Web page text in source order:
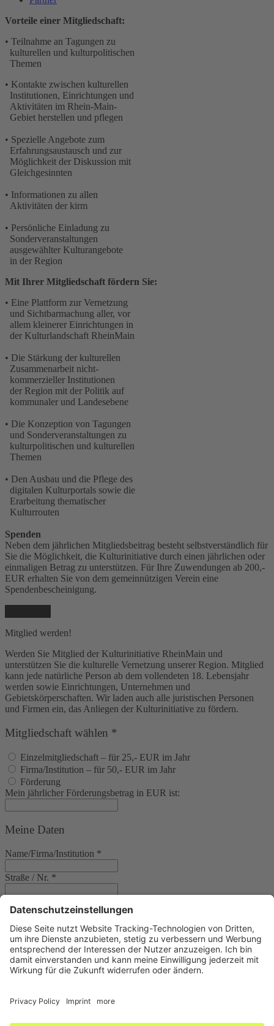
Vorteile einer Mitgliedschaft:
• Teilnahme an Tagungen zu
kulturellen und kulturpolitischen
Themen
• Kontakte zwischen kulturellen
Institutionen, Einrichtungen und
Aktivitäten im Rhein-Main-
Gebiet herstellen und pflegen
• Spezielle Angebote zum
Erfahrungsaustausch und zur
Möglichkeit der Diskussion mit
Gleichgesinnten
• Informationen zu allen
Aktivitäten der kirm
• Persönliche Einladung zu
Sonderveranstaltungen
ausgewählter Kulturangebote
in der Region
Mit Ihrer Mitgliedschaft fördern Sie:
• Eine Plattform zur Vernetzung
und Sichtbarmachung aller, vor
allem kleinerer Einrichtungen in
der Kulturlandschaft RheinMain
• Die Stärkung der kulturellen
Zusammenarbeit nicht-
kommerzieller Institutionen
der Region mit der Politik auf
kommunaler und Landesebene
• Die Konzeption von Tagungen
und Sonderveranstaltungen zu
kulturpolitischen und kulturellen
Themen
• Den Ausbau und die Pflege des
digitalen Kulturportals sowie die
Erarbeitung thematischer
Kulturrouten
Spenden
Neben dem jährlichen Mitgliedsbeitrag besteht selbstverständlich für
Sie die Möglichkeit, die Kulturinitiative durch einen jährlichen oder
einmaligen Betrag zu unterstützen. Für Ihre Zuwendungen ab 200,-
EUR erhalten Sie von dem gemeinnützigen Verein eine
Spendenbescheinigung.
Mitglied werden!
Werden Sie Mitglied der Kulturinitiative RheinMain und
unterstützen Sie die kulturelle Vernetzung unserer Region. Mitglied
kann jede natürliche Person ab dem vollendeten 18. Lebensjahr
werden sowie Einrichtungen, Unternehmen und
Gebietskörperschaften. Wir laden auch alle juristischen Personen
und Firmen ein, das Anliegen der Kulturinitiative zu fördern.
Mitgliedschaft wählen *
Einzelmitgliedschaft – für 25,- EUR im Jahr
Firma/Institution – für 50,- EUR im Jahr
Förderung
Mein jährlicher Förderungsbetrag in EUR ist:
Meine Daten
Name/Firma/Institution *
Straße / Nr. *
Ort
Telefon
Mobiltelefon
E-Mail
Geburtsdatum